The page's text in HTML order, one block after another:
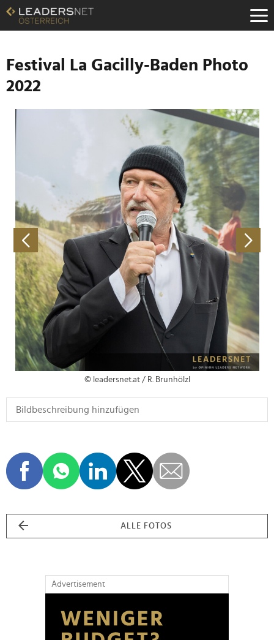
Zum
Inhalt
Zur
Navigation
Zur
Hauptnavigation
Festival La Gacilly-Baden Photo
2022
© leadersnet.at / R. Brunhölzl
ALLE FOTOS
Advertisement